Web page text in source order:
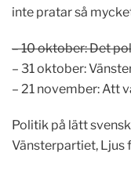
inte pratar så
– 10 oktober: Det
– 31 oktober:
– 21 november: Att
Politik på lätt
Vänsterpartiet, Ljus